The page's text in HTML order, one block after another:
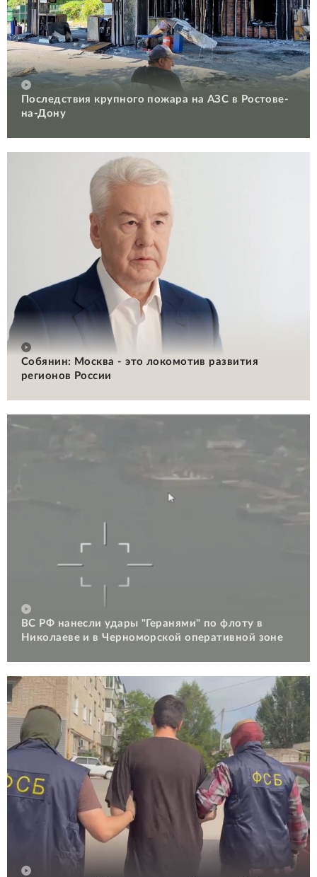
Последствия крупного пожара на АЗС в Ростове-
на-Дону
Собянин: Москва - это локомотив развития
регионов России
ВС РФ нанесли удары "Геранями" по флоту в
Николаеве и в Черноморской оперативной зоне